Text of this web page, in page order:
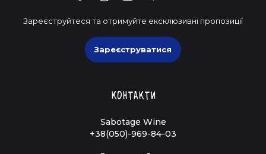
Зареєструйтеся та отримуйте ексклюзивні пропозиції
Зареєструватися
Контакти
Sabotage Wine
+38(050)-969-84-03